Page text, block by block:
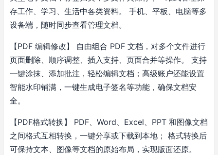
存工作、学习、生活中各类资料。
手机、平板、电脑等多
设备端，随时同步查看管理文档。
【PDF 编辑修改】
自由组合 PDF 文档，对多个文件进行
页面删除、顺序调整、插入支持、页面合并等操作。
支持
一键涂抹、添加批注，轻松编辑文档；高级账户还能设置
智能水印铺满，一键生成电子签名等功能，确保文档安
全。
【PDF格式转换】
PDF、Word、Excel、PPT 和图像文档
之间格式互相转换，一键分享或下载到本地； 格式转换后
可保持文本、图像等文档的原始布局，实现版面还原。